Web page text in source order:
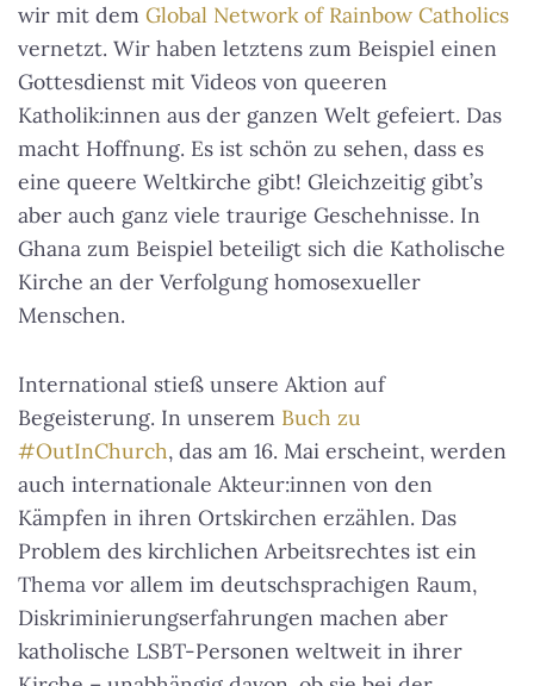
wir mit dem Global Network of Rainbow Catholics
vernetzt. Wir haben letztens zum Beispiel einen
Gottesdienst mit Videos von queeren
Katholik:innen aus der ganzen Welt gefeiert. Das
macht Hoffnung. Es ist schön zu sehen, dass es
eine queere Weltkirche gibt! Gleichzeitig gibt’s
aber auch ganz viele traurige Geschehnisse. In
Ghana zum Beispiel beteiligt sich die Katholische
Kirche an der Verfolgung homosexueller
Menschen.
International stieß unsere Aktion auf
Begeisterung. In unserem Buch zu
#OutInChurch, das am 16. Mai erscheint, werden
auch internationale Akteur:innen von den
Kämpfen in ihren Ortskirchen erzählen. Das
Problem des kirchlichen Arbeitsrechtes ist ein
Thema vor allem im deutschsprachigen Raum,
Diskriminierungserfahrungen machen aber
katholische LSBT-Personen weltweit in ihrer